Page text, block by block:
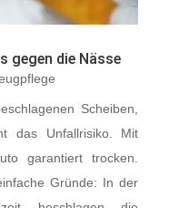
gegen die Nässe
Scheiben,
das Unfallrisiko. Mit
garantiert trocken.
Gründe: In der